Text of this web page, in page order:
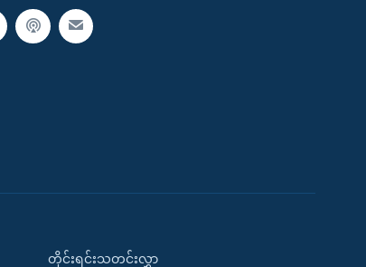
တိုင်းရင်းသတင်းလွှာ